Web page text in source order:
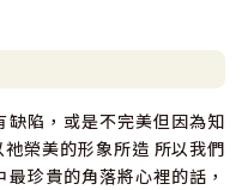
陷，或是不完美但因為知
榮美的形象所造 所以我們
珍貴的角落將心裡的話，